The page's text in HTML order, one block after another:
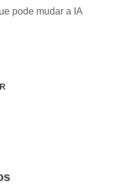
pode mudar a IA